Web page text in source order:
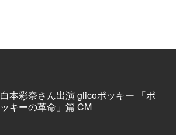
白本彩奈さん出演 glicoポッキー 「ポ
ッキーの革命」篇 CM